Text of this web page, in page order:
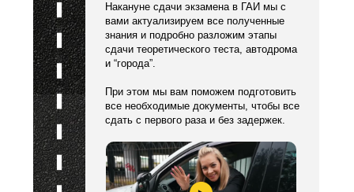
Накануне сдачи экзамена в ГАИ мы с
вами актуализируем все полученные
знания и подробно разложим этапы
сдачи теоретического теста, автодрома
и “города”.
При этом мы вам поможем подготовить
все необходимые документы, чтобы все
сдать с первого раза и без задержек.